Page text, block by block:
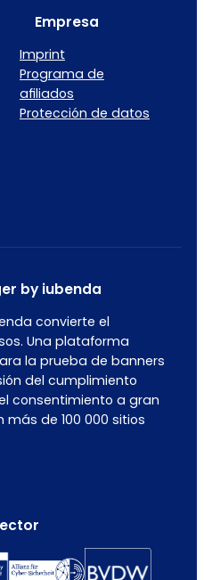
Empresa
Imprint
Programa de
afiliados
Protección de datos
by iubenda
convierte el
Una plataforma
la prueba de banners
del cumplimiento
consentimiento a gran
de 100 000 sitios